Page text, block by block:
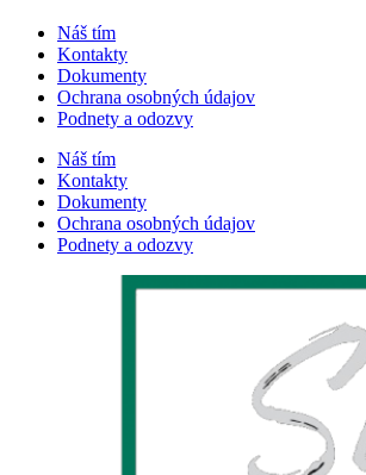
Náš tím
Kontakty
Dokumenty
Ochrana osobných údajov
Podnety a odozvy
Náš tím
Kontakty
Dokumenty
Ochrana osobných údajov
Podnety a odozvy